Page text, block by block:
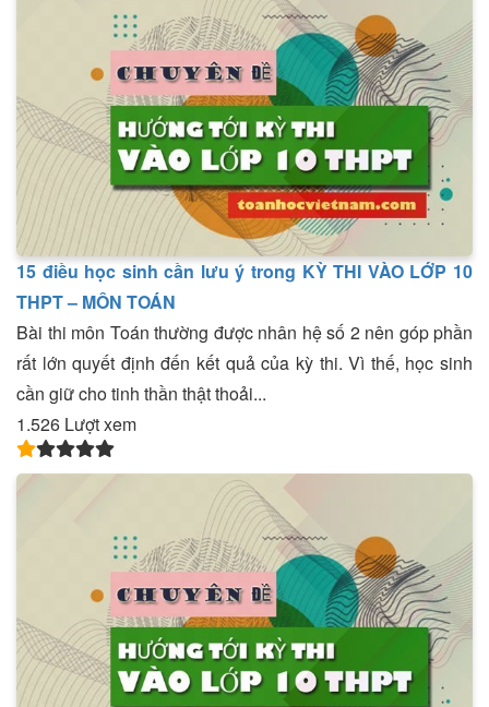
15 điều học sinh cần lưu ý trong KỲ THI VÀO LỚP 10
THPT – MÔN TOÁN
Bài thi môn Toán thường được nhân hệ số 2 nên góp phần
rất lớn quyết định đến kết quả của kỳ thi. Vì thế, học sinh
cần giữ cho tinh thần thật thoải...
1.526 Lượt xem